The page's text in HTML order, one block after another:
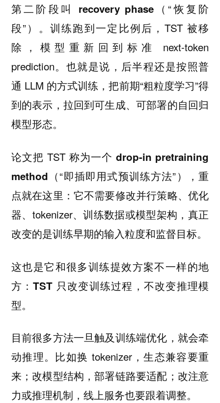
第二阶段叫 recovery phase（“恢复阶
段”）。训练跑到一定比例后，TST 被移
除，模型重新回到标准 next-token
prediction。也就是说，后半程还是按照普
通 LLM 的方式训练，把前期“粗粒度学习”得
到的表示，拉回到可生成、可部署的自回归
模型形态。
论文把 TST 称为一个drop-in pretraining
method （“即插即用式预训练方法”），重
点就在这里：它不需要修改并行策略、优化
器、tokenizer、训练数据或模型架构， 真正
改变的是训练早期的输入粒度和监督目标。
这也是它和很多训练提效方案不一样的地
方：TST 只改变训练过程，不改变推理模
型。
目前很多方法一旦触及训练端优化，就会牵
动推理。比如换 tokenizer，生态兼容要重
来；改模型结构，部署链路要适配；改注意
力或推理机制，线上服务也要跟着调整。